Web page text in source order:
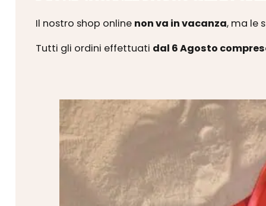
Il nostro shop online non va in vacanza, ma le
Tutti gli ordini effettuati dal 6 Agosto